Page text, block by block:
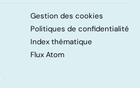
Gestion des cookies
Politiques de confidentialité
Index thématique
Flux Atom